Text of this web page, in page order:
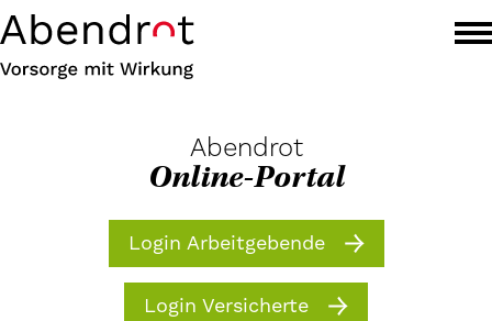
Abendrot
Online-Portal
Login Arbeitgebende
Login Versicherte